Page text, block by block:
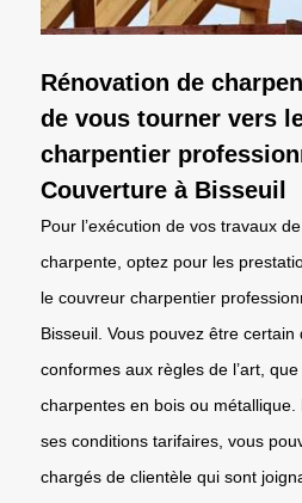
Rénovation de
de vous tourner vers
charpentier
Couverture à Bisseuil
Pour l’exécution de vos travaux
charpente, optez pour les
le couvreur charpentier
Bisseuil. Vous pouvez être
conformes aux règles de l’art,
charpentes en bois ou
ses conditions tarifaires, vous
chargés de clientèle qui sont